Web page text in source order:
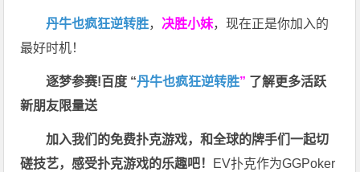
丹牛也疯狂逆转胜， 决胜小妹，现在正是你加入的
最好时机！
逐梦参赛!百度 “丹牛也疯狂逆转胜” 了解更多活跃
新朋友限量送
加入我们的免费扑克游戏，和全球的牌手们一起切
磋技艺，感受扑克游戏的乐趣吧！ EV扑克作为GGPoker